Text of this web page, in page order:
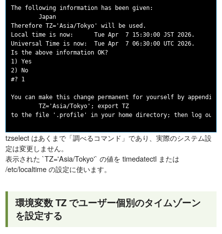
The following information has been given:
        Japan
Therefore TZ='Asia/Tokyo' will be used.
Local time is now:      Tue Apr  7 15:30:00 JST 2026.
Universal Time is now:  Tue Apr  7 06:30:00 UTC 2026.
Is the above information OK?
1) Yes
2) No
#? 1
You can make this change permanent for yourself by
        TZ='Asia/Tokyo'; export TZ
tzselect はあくまで「調べるコマンド」であり、実際のシステム設
定は変更しません。
表示された `TZ='Asia/Tokyo'` の値を timedatectl または
/etc/localtime の設定に使います。
環境変数 TZ でユーザー個別のタイムゾーン
を設定する